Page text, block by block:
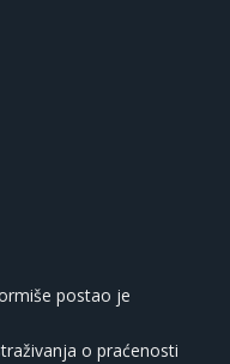
postao je
o praćenosti